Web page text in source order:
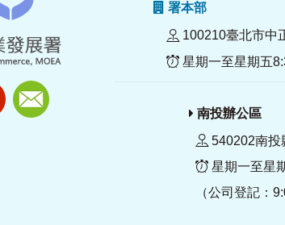
署本部
100210臺北市中
星期一至星期五
南投辦公區
540202南投
星期一至星
（公司登記：